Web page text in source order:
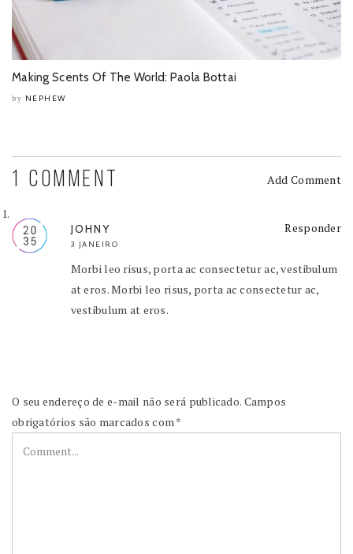
Making Scents Of The World: Paola Bottai
by NEPHEW
1 COMMENT Add Comment
JOHNY
3 JANEIRO
Responder
Morbi leo risus, porta ac consectetur ac, vestibulum
at eros. Morbi leo risus, porta ac consectetur ac,
vestibulum at eros.
O seu endereço de e-mail não será publicado. Campos
obrigatórios são marcados com*